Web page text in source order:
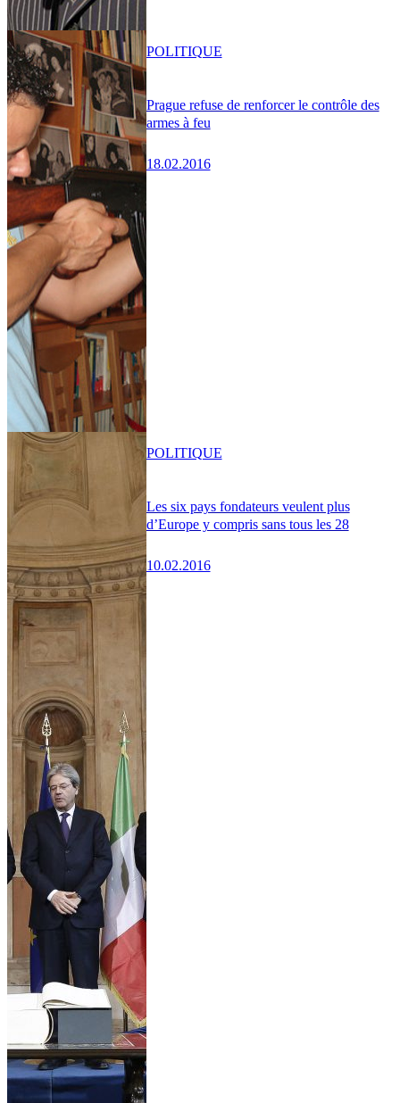
Prague refuse de renforcer le contrôle des
armes à feu
18.02.2016
POLITIQUE
Les six pays fondateurs veulent plus
d’Europe y compris sans tous les 28
10.02.2016
POLITIQUE